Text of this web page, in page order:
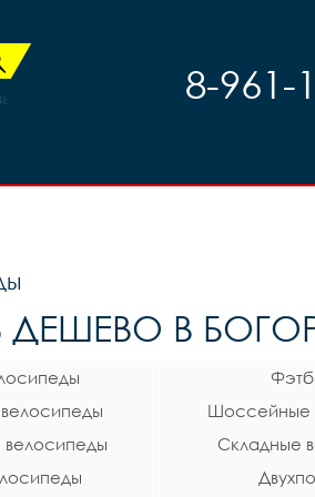
8-961-
ДЕШЕВО В
Шоссейные
велосипеды
Складные